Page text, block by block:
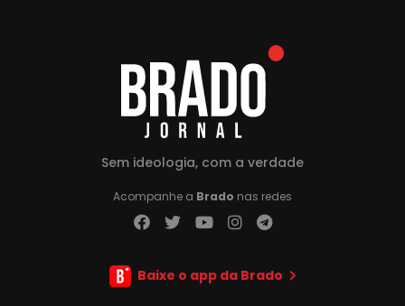
Sem ideologia, com a verdade
Acompanhe a Brado nas redes
Baixe o app da Brado